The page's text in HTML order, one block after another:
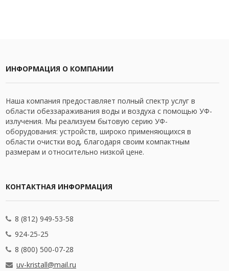
ИНФОРМАЦИЯ О КОМПАНИИ
Наша компания предоставляет полный спектр услуг в
области обеззараживания воды и воздуха с помощью УФ-
излучения. Мы реализуем бытовую серию УФ-
оборудования: устройств, широко применяющихся в
области очистки вод, благодаря своим компактным
размерам и относительно низкой цене.
КОНТАКТНАЯ ИНФОРМАЦИЯ
8 (812) 949-53-58
924-25-25
8 (800) 500-07-28
uv-kristall@mail.ru